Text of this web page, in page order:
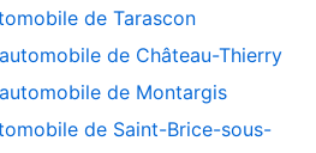
de Tarascon
de Château-Thierry
de Montargis
de Saint-Brice-sous-